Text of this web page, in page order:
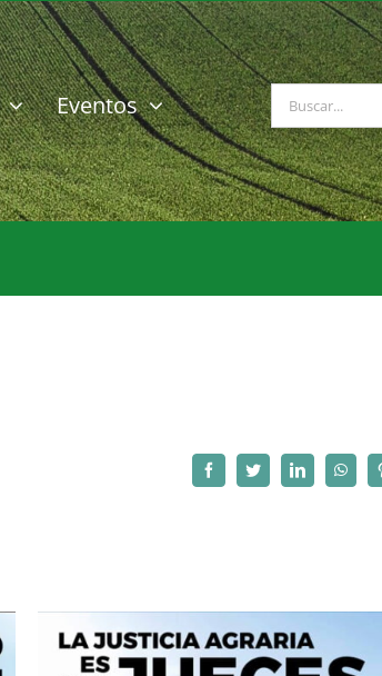
Eventos Buscar:
FacebookTwitterLinkedIn